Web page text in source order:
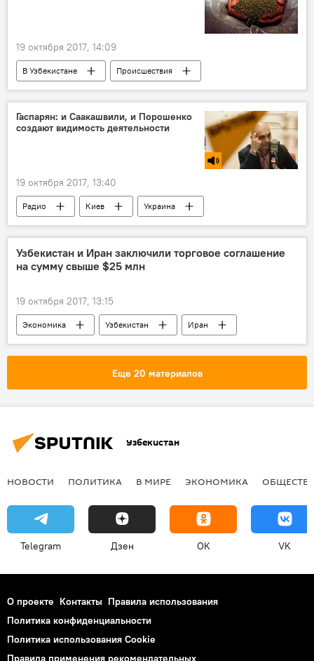
19 октября 2017, 14:09
В Узбекистане
Происшествия
Ташкент
марихуана
Гаспарян: и Саакашвили, и Порошенко
создают видимость деятельности
19 октября 2017, 13:40
Радио Киев Украина
Узбекистан и Иран заключили торговое соглашение
на сумму свыше $25 млн
19 октября 2017, 13:15
Экономика Узбекистан
Иран
Тегеран
Контракт
Еще 20 материалов
Узбекистан
НОВОСТИ ПОЛИТИКА В МИРЕ ЭКОНОМИКА
Telegram Дзен OK VK
О проекте Контакты Правила использования
Политика конфиденциальности
Политика использования Cookie
Правила применения рекомендательных